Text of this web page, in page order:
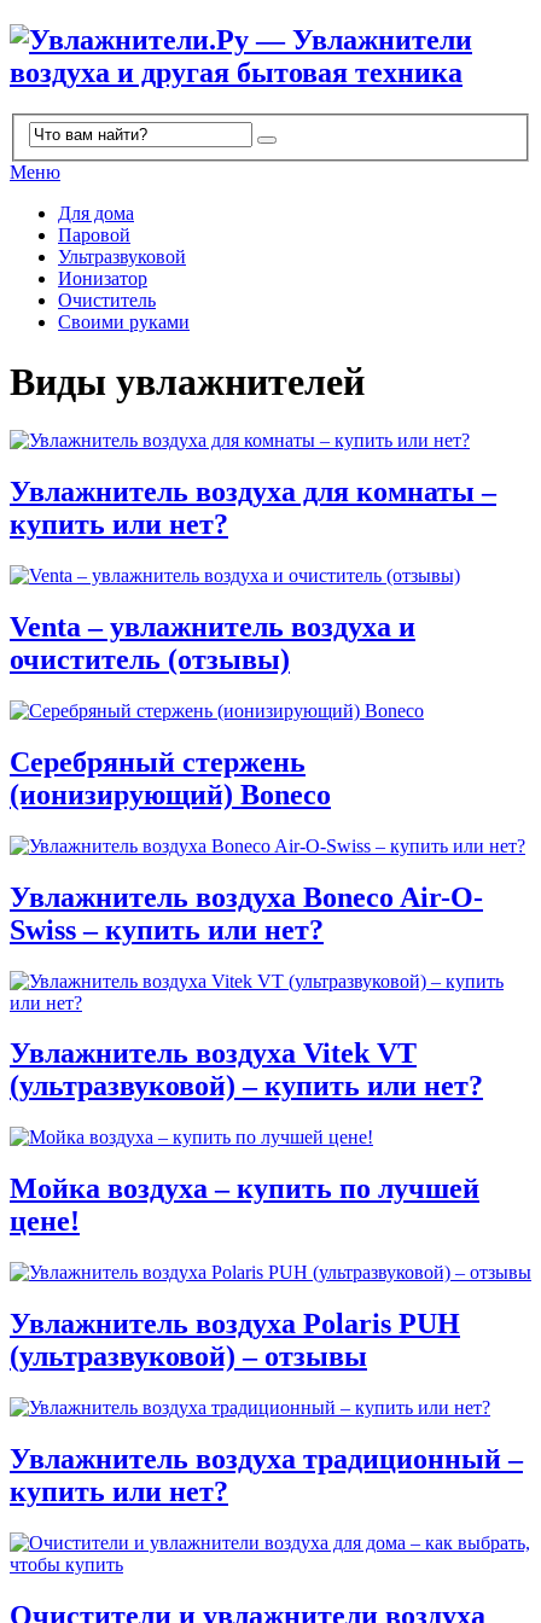
Меню
Для дома
Паровой
Ультразвуковой
Ионизатор
Очиститель
Своими руками
Виды увлажнителей
Увлажнитель воздуха для комнаты –
купить или нет?
Venta – увлажнитель воздуха и
очиститель (отзывы)
Серебряный стержень
(ионизирующий) Boneco
Увлажнитель воздуха Boneco Air-O-
Swiss – купить или нет?
Увлажнитель воздуха Vitek VT
(ультразвуковой) – купить или нет?
Мойка воздуха – купить по лучшей
цене!
Увлажнитель воздуха Polaris PUH
(ультразвуковой) – отзывы
Увлажнитель воздуха традиционный –
купить или нет?
Очистители и увлажнители воздуха